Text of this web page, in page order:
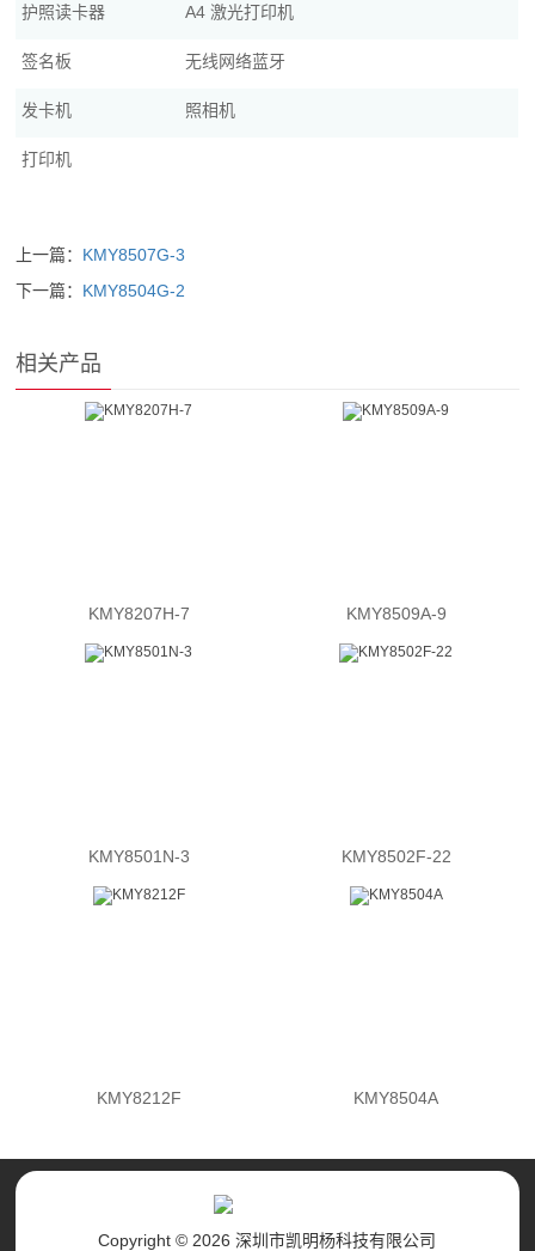
护照读卡器 A4 激光打印机
签名板 无线网络蓝牙
发卡机 照相机
打印机
上一篇： KMY8507G-3
下一篇： KMY8504G-2
相关产品
KMY8207H-7 KMY8509A-9
KMY8501N-3 KMY8502F-22
KMY8212F KMY8504A
Copyright © 2026 深圳市凯明杨科技有限公司